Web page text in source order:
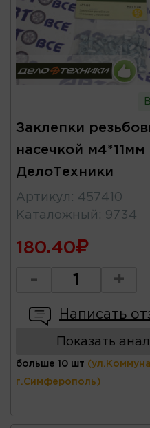
Заклепки
насечкой м4*11мм
ДелоТехники
Артикул : 457410
Каталожный : 9734
180.40
- +
Написать
Показать
больше 10 шт
г.Симферополь)